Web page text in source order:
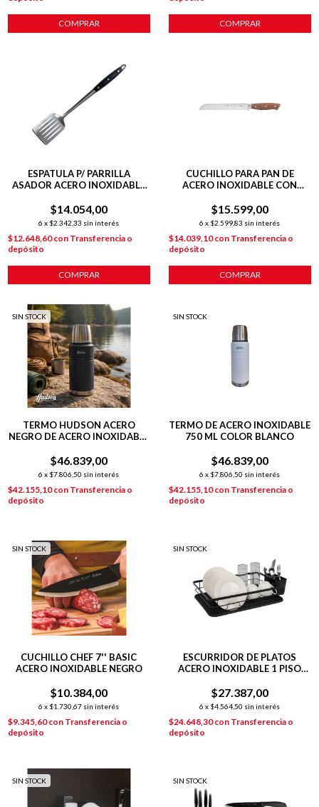
COMPRAR COMPRAR
ESPATULA P/ PARRILLA
ASADOR ACERO INOXIDABLE
$14.054,00
6 x $2.342,33 sin interés
$12.648,60con Transferencia o
depósito
COMPRAR
CUCHILLO PARA PAN DE
ACERO INOXIDABLE CON
$15.599,00
6 x $2.599,83 sin interés
$14.039,10con Transferencia o
depósito
COMPRAR
SIN STOCK
TERMO HUDSON ACERO
NEGRO DE ACERO INOXIDABLE
$46.839,00
6 x $7.806,50 sin interés
$42.155,10con Transferencia o
depósito
SIN STOCK
TERMO DE ACERO INOXIDABLE
750 ML COLOR BLANCO
$46.839,00
6 x $7.806,50 sin interés
$42.155,10con Transferencia o
depósito
SIN STOCK
CUCHILLO CHEF 7'' BASIC
ACERO INOXIDABLE NEGRO
$10.384,00
6 x $1.730,67 sin interés
$9.345,60con Transferencia o
depósito
SIN STOCK
ESCURRIDOR DE PLATOS
ACERO INOXIDABLE 1 PISO
$27.387,00
6 x $4.564,50 sin interés
$24.648,30con Transferencia o
depósito
SIN STOCK SIN STOCK